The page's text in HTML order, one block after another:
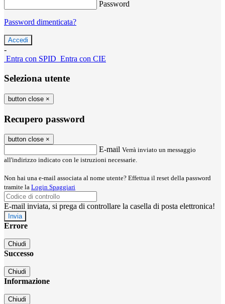
Password
Password dimenticata?
-
Entra con SPID Entra con CIE
Seleziona utente
button close ×
Recupero password
button close ×
E-mail Verrà inviato un messaggio
all'indirizzo indicato con le istruzioni necessarie.
Non hai una e-mail associata al nome utente? Effettua il reset della password
tramite la Login Spaggiari
E-mail inviata, si prega di controllare la casella di posta elettronica!
Errore
Chiudi
Successo
Chiudi
Informazione
Chiudi